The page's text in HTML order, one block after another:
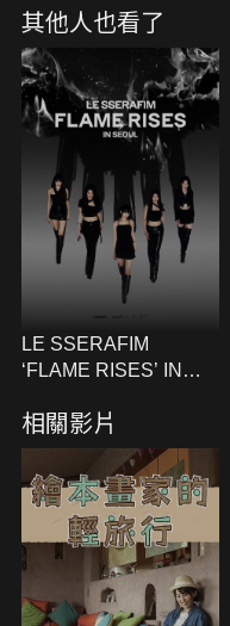
其他人也看了
LE SSERAFIM
‘FLAME RISES’ IN
相關影片